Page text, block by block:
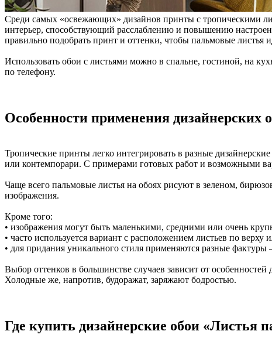
Среди самых «освежающих» дизайнов принты с тропическими
интерьер, способствующий расслаблению и повышению
правильно подобрать принт и оттенки, чтобы пальмовые листья
Использовать обои с листьями можно в спальне, гостиной, на
по телефону.
Особенности применения дизайнерских
Тропические принты легко интегрировать в разные
или контемпорари. С примерами готовых работ и возможными
Чаще всего пальмовые листья на обоях рисуют в зеленом,
изображения.
Кроме того:
• изображения могут быть маленькими, средними или очень
• часто используется вариант с расположением листьев по
• для придания уникального стиля применяются разные
Выбор оттенков в большинстве случаев зависит от
Холодные же, напротив, будоражат, заряжают бодростью.
Где купить дизайнерские обои «Листья